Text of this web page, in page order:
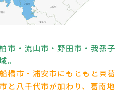
流山市・野田市・我孫子
。
橋市・浦安市にもともと東葛
と八千代市が加わり、葛南地